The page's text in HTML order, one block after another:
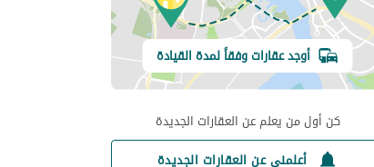
أوجد عقارات وفقاً لمدة القيادة
كن أول من يعلم عن العقارات الجديدة
أعلمني عن العقارات الجديدة